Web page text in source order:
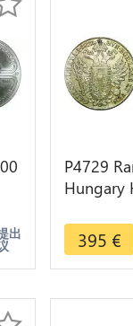
出
P4729
Hungary
Wien
395 €